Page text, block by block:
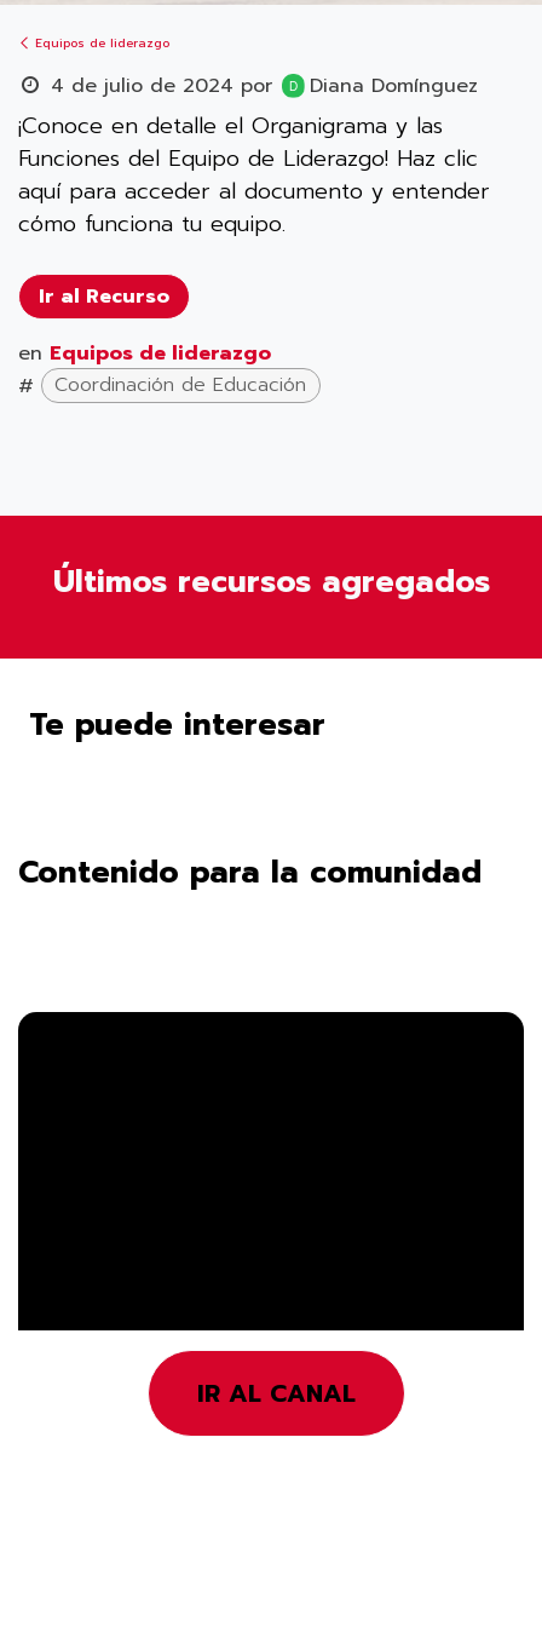
Equipos de liderazgo
4 de julio de 2024 por Diana Domínguez
¡Conoce en detalle el Organigrama y las
Funciones del Equipo de Liderazgo! Haz clic
aquí para acceder al documento y entender
cómo funciona tu equipo.
Ir al Recurso
en Equipos de liderazgo
#
Coordinación de Educación
Últimos recursos agregados
Te puede interesar
Contenido para la comunidad
IR AL CANAL